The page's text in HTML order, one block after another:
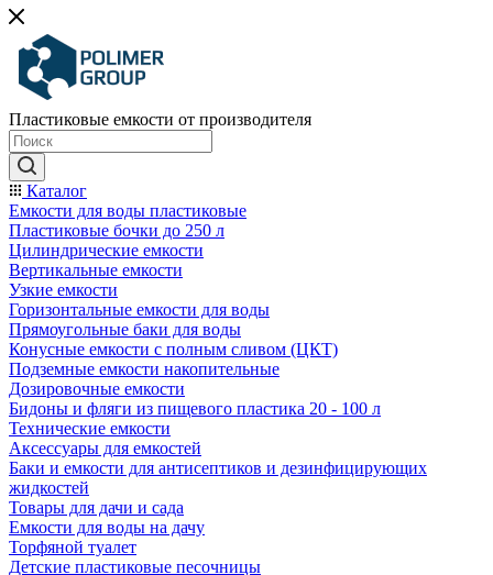
Пластиковые емкости от производителя
Каталог
Емкости для воды пластиковые
Пластиковые бочки до 250 л
Цилиндрические емкости
Вертикальные емкости
Узкие емкости
Горизонтальные емкости для воды
Прямоугольные баки для воды
Конусные емкости с полным сливом (ЦКТ)
Подземные емкости накопительные
Дозировочные емкости
Бидоны и фляги из пищевого пластика 20 - 100 л
Технические емкости
Аксессуары для емкостей
Баки и емкости для антисептиков и дезинфицирующих
жидкостей
Товары для дачи и сада
Емкости для воды на дачу
Торфяной туалет
Детские пластиковые песочницы